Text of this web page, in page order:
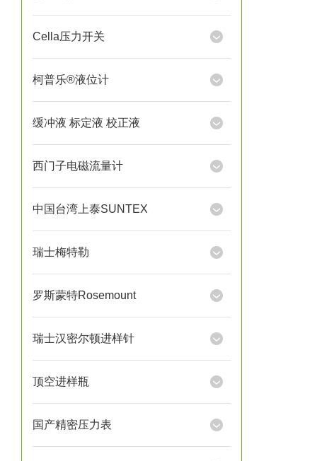
Cella压力开关
柯普乐®液位计
缓冲液 标定液 校正液
西门子电磁流量计
中国台湾上泰SUNTEX
瑞士梅特勒
罗斯蒙特Rosemount
瑞士汉密尔顿进样针
顶空进样瓶
国产精密压力表